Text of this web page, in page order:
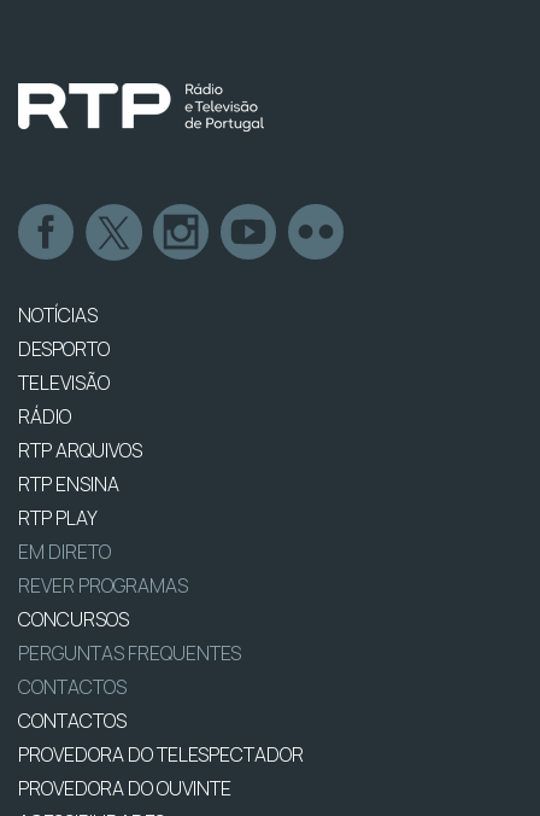
NOTÍCIAS
DESPORTO
TELEVISÃO
RÁDIO
RTP ARQUIVOS
RTP ENSINA
RTP PLAY
EM DIRETO
REVER PROGRAMAS
CONCURSOS
PERGUNTAS FREQUENTES
CONTACTOS
CONTACTOS
PROVEDORA DO TELESPECTADOR
PROVEDORA DO OUVINTE